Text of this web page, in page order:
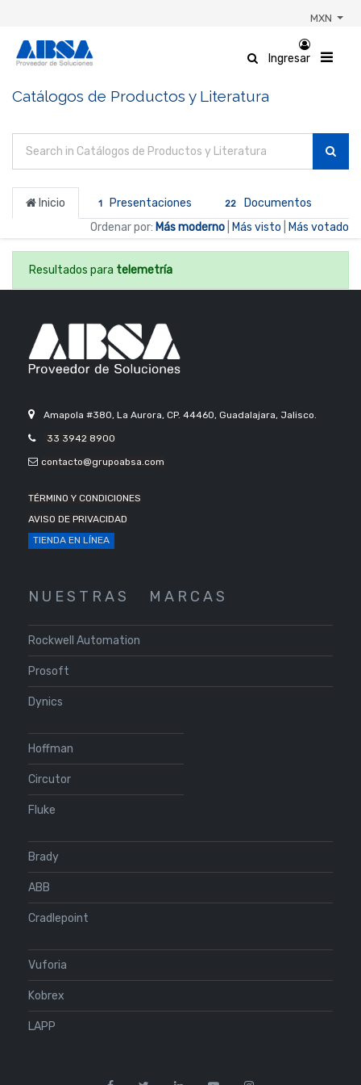
MXN
Ingresar
Catálogos de Productos y Literatura
Inicio 1 Presentaciones 22
Documentos
Ordenar por: Más moderno Más visto Más votado
Resultados para telemetría
Amapola #380, La Aurora, CP. 44460, Guadalajara, Jalisco.
33 3942 8900
contacto@grupoabsa.com
TÉRMINO Y CONDICIONES
AVISO DE PRIVACIDAD
TIENDA EN LÍNEA
N U E S T R A S M A R C A S
Rockwell Automation
Prosoft
Dynics
Hoffman
Circutor
Fluke
Brady
ABB
Cradlepoint
Vuforia
Kobrex
LAPP